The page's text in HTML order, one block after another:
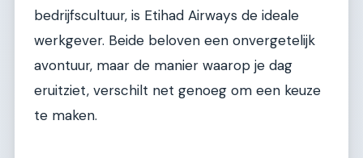
bedrijfscultuur, is Etihad Airways de ideale
werkgever. Beide beloven een onvergetelijk
avontuur, maar de manier waarop je dag
eruitziet, verschilt net genoeg om een keuze
te maken.